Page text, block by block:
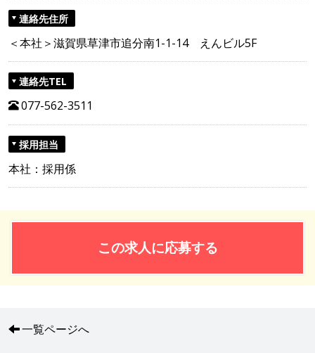
連絡先住所
＜本社＞滋賀県草津市追分南1-1-14 えんビル5F
連絡先TEL
077-562-3511
採用担当
本社：採用係
この求人に応募する
一覧ページへ